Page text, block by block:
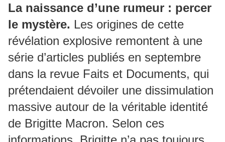
La naissance d’une rumeur : percer
le mystère. Les origines de cette
révélation explosive remontent à une
série d’articles publiés en septembre
dans la revue Faits et Documents, qui
prétendaient dévoiler une dissimulation
massive autour de la véritable identité
de Brigitte Macron. Selon ces